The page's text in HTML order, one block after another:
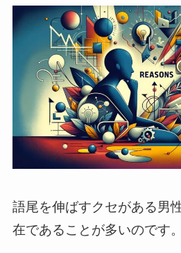
語尾を伸ばすクセがある男
在であることが多いのです。